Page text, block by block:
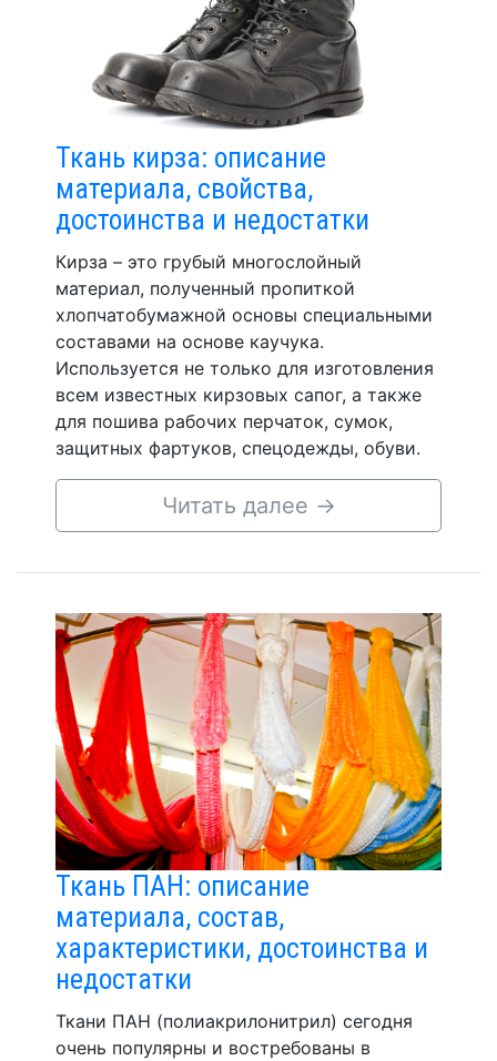
Ткань кирза: описание
материала, свойства,
достоинства и недостатки
Кирза – это грубый многослойный
материал, полученный пропиткой
хлопчатобумажной основы специальными
составами на основе каучука.
Используется не только для изготовления
всем известных кирзовых сапог, а также
для пошива рабочих перчаток, сумок,
защитных фартуков, спецодежды, обуви.
Читать далее →
Ткань ПАН: описание
материала, состав,
характеристики, достоинства и
недостатки
Ткани ПАН (полиакрилонитрил) сегодня
очень популярны и востребованы в